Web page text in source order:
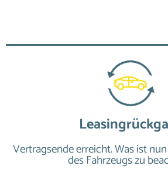
Vertragsende erreicht. Was ist
des Fahrzeugs zu